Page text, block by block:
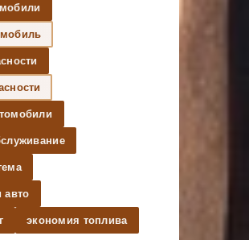
авто
экономия топлива